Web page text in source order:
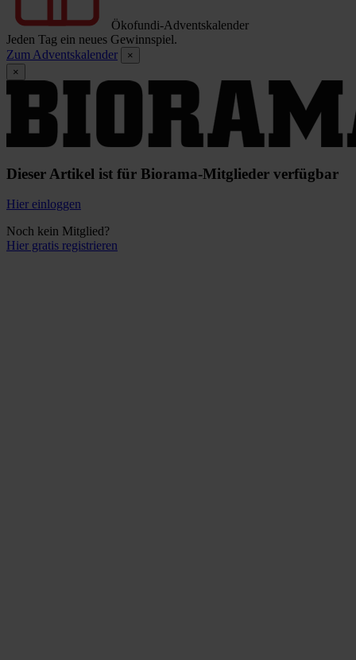
Ökofundi-Adventskalender
Jeden Tag ein neues Gewinnspiel.
Zum Adventskalender
×
×
Dieser Artikel ist für Biorama-Mitglieder verfügbar
Hier einloggen
Noch kein Mitglied?
Hier gratis registrieren